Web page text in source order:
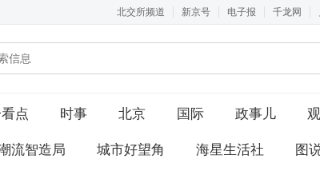
北交所频道 新京号 电子报 千龙网
点 时事 北京 国际 政事儿
流智造局 城市好望角 海星生活社 图